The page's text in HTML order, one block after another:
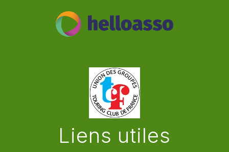
Liens utiles